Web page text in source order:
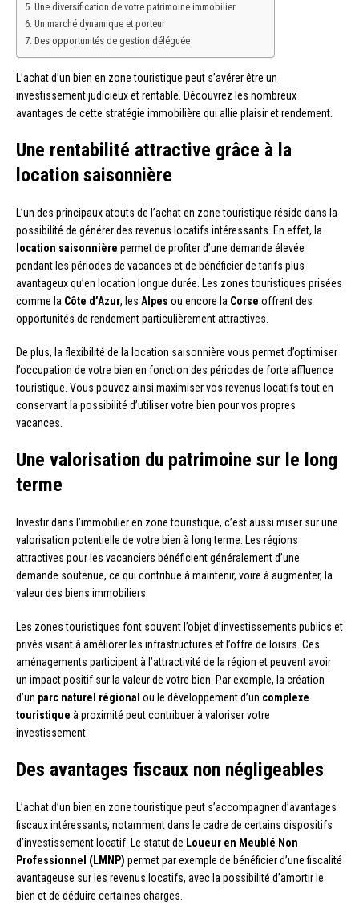
Une diversification de votre patrimoine immobilier
Un marché dynamique et porteur
Des opportunités de gestion déléguée
L’achat d’un bien en zone touristique peut s’avérer être un
investissement judicieux et rentable. Découvrez les nombreux
avantages de cette stratégie immobilière qui allie plaisir et rendement.
Une rentabilité attractive grâce à la
location saisonnière
L’un des principaux atouts de l’achat en zone touristique réside dans la
possibilité de générer des revenus locatifs intéressants. En effet, la
location saisonnière permet de profiter d’une demande élevée
pendant les périodes de vacances et de bénéficier de tarifs plus
avantageux qu’en location longue durée. Les zones touristiques prisées
comme la Côte d’Azur, les Alpes ou encore la Corse offrent des
opportunités de rendement particulièrement attractives.
De plus, la flexibilité de la location saisonnière vous permet d’optimiser
l’occupation de votre bien en fonction des périodes de forte affluence
touristique. Vous pouvez ainsi maximiser vos revenus locatifs tout en
conservant la possibilité d’utiliser votre bien pour vos propres
vacances.
Une valorisation du patrimoine sur le long
terme
Investir dans l’immobilier en zone touristique, c’est aussi miser sur une
valorisation potentielle de votre bien à long terme. Les régions
attractives pour les vacanciers bénéficient généralement d’une
demande soutenue, ce qui contribue à maintenir, voire à augmenter, la
valeur des biens immobiliers.
Les zones touristiques font souvent l’objet d’investissements publics et
privés visant à améliorer les infrastructures et l’offre de loisirs. Ces
aménagements participent à l’attractivité de la région et peuvent avoir
un impact positif sur la valeur de votre bien. Par exemple, la création
d’un parc naturel régional ou le développement d’un complexe
touristique à proximité peut contribuer à valoriser votre
investissement.
Des avantages fiscaux non négligeables
L’achat d’un bien en zone touristique peut s’accompagner d’avantages
fiscaux intéressants, notamment dans le cadre de certains dispositifs
d’investissement locatif. Le statut de Loueur en Meublé Non
Professionnel (LMNP) permet par exemple de bénéficier d’une fiscalité
avantageuse sur les revenus locatifs, avec la possibilité d’amortir le
bien et de déduire certaines charges.